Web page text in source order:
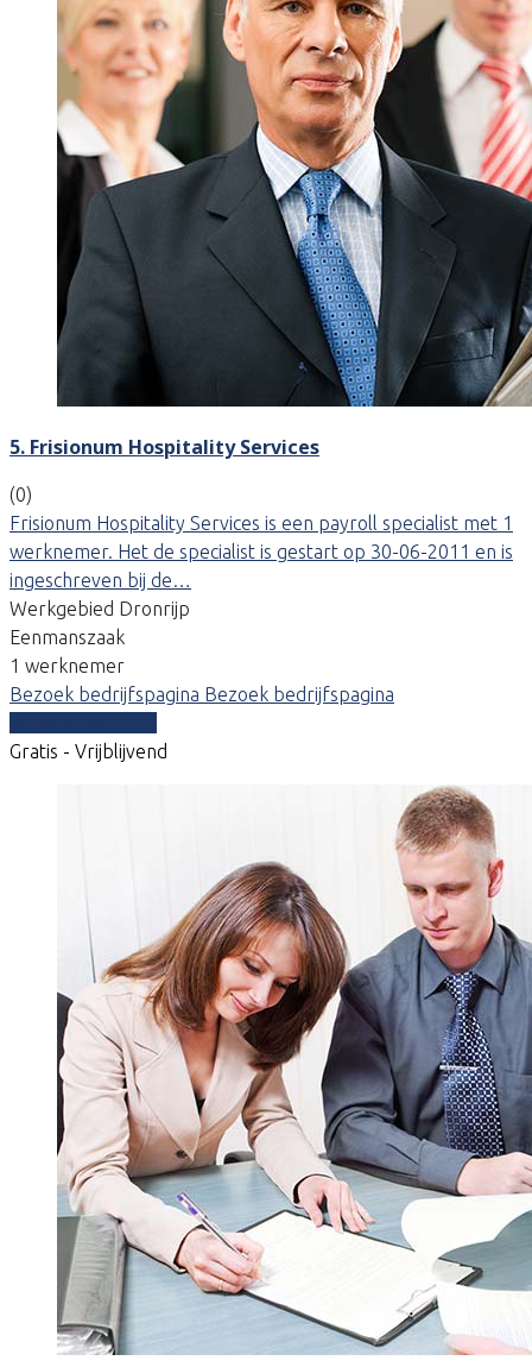
5. Frisionum Hospitality Services
(0)
Frisionum Hospitality Services is een payroll specialist met 1
werknemer. Het de specialist is gestart op 30-06-2011 en is
ingeschreven bij de…
Werkgebied Dronrijp
Eenmanszaak
1 werknemer
Bezoek bedrijfspagina Bezoek bedrijfspagina
Gratis - Vrijblijvend